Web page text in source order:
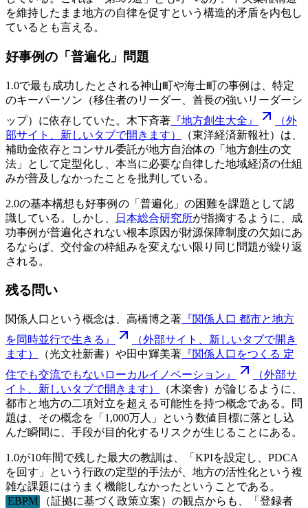
を維持したまま地方の自律を促すという構造的矛盾を内包し
ているとも言える。
好事例の「普遍化」問題
1.0で最も成功したとされる神山町や海士町の事例は、特定
のキーパーソン（移住者のリーダー、首長の強いリーダーシ
ップ）に依存していた。木下斉著 『地方創生大全』
（外
部サイト、新しいタブで開きます）
（東洋経済新報社）は、
補助金依存とコンサル委託が地方自治体の「地方創生の文
法」として定型化し、本当に必要な自律した地域経済の仕組
みが普及しなかったことを批判している。
2.0の基本構想も好事例の「普遍化」の困難を課題として認
識している。しかし、
日本総合研究所が指摘するように、成
功事例が普遍化されない根本原因が財源保障制度の欠如にあ
るならば、交付金の枠組みを変えない限り同じ問題が繰り返
される。
残る問い
関係人口という概念は、高橋博之著 『関係人口 都市と地方
を同時並行で生きる』
（外部サイト、新しいタブで開き
ます）
（光文社新書）や田中輝美著 『関係人口をつくる 定
住でも交流でもないローカルイノベーション』
（外部サ
イト、新しいタブで開きます）
（木楽舎）が論じるように、
都市と地方の二項対立を超える可能性を持つ概念である。問
題は、その概念を「1,000万人」という数値目標に落とし込
んだ瞬間に、手段が目的化するリスクが生じることにある。
1.0が10年間で残した最大の教訓は、「KPIを設定し、PDCA
を回す」という行政の定型的手法が、地方の活性化という複
雑な課題にはうまく機能しなかったということである。
EBPM
（証拠に基づく政策立案）の観点からも、「登録者